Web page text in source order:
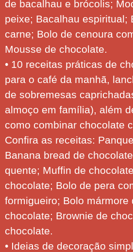
de bacalhau e brócolis;
peixe; Bacalhau espiritual;
carne; Bolo de cenoura
Mousse de chocolate.
• 10 receitas práticas de
para o café da manhã,
de sobremesas
almoço em família), além
como combinar chocolate
Confira as receitas:
Banana bread de
quente; Muffin de
chocolate; Bolo de pera
formigueiro; Bolo mármore
chocolate; Brownie de
chocolate.
• Ideias de decoração